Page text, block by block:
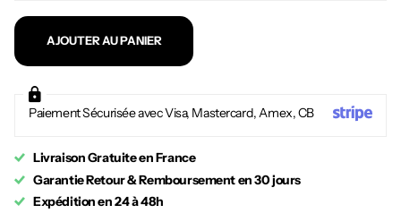
AJOUTER AU PANIER
Paiement Sécurisée avec Visa, Mastercard, Amex, CB
Livraison Gratuite en France
Garantie Retour & Remboursement en 30 jours
Expédition en 24 à 48h